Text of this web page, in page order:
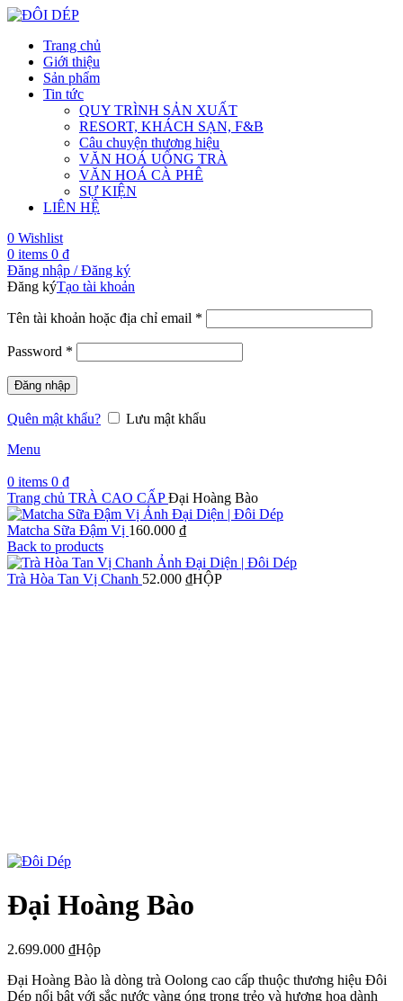
Trang chủ
Giới thiệu
Sản phẩm
Tin tức
QUY TRÌNH SẢN XUẤT
RESORT, KHÁCH SẠN, F&B
Câu chuyện thương hiệu
VĂN HOÁ UỐNG TRÀ
VĂN HOÁ CÀ PHÊ
SỰ KIỆN
LIÊN HỆ
0 Wishlist
0 items 0 ₫
Đăng nhập / Đăng ký
Đăng kýTạo tài khoản
Tên tài khoản hoặc địa chỉ email *
Password *
Đăng nhập
Quên mật khẩu?
Lưu mật khẩu
Menu
0 items 0 ₫
Trang chủ TRÀ CAO CẤPĐại Hoàng Bào
Matcha Sữa Đậm Vị 160.000 ₫
Back to products
Trà Hòa Tan Vị Chanh 52.000 ₫HỘP
Đại Hoàng Bào
2.699.000 ₫Hộp
Đại Hoàng Bào là dòng trà Oolong cao cấp thuộc thương hiệu Đôi
Dép nổi bật với sắc nước vàng óng trong trẻo và hương hoa dành